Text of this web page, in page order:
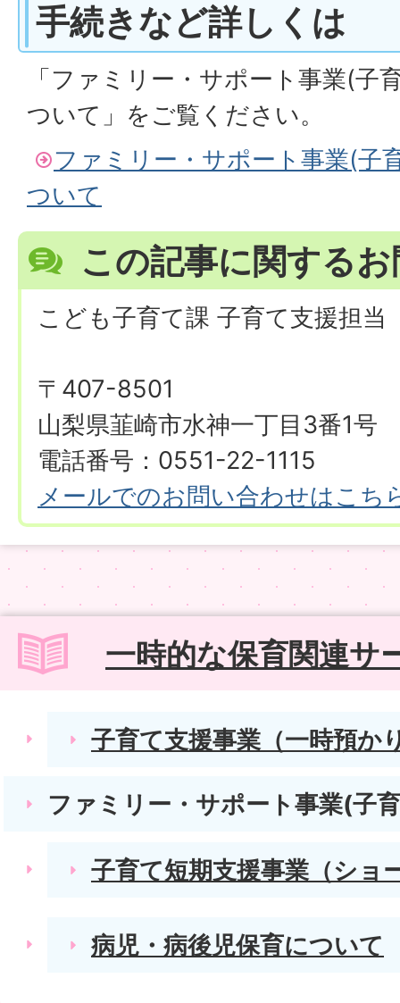
手続きなど詳しくは
「ファミリー・サポート事業(子
ついて」をご覧ください。
ファミリー・サポート事業(子
ついて
この記事に関する
こども子育て課 子育て支援担当
〒407-8501
山梨県韮崎市水神一丁目3番1号
電話番号：0551-22-1115
メールでのお問い合わせはこち
一時的な保育関連サ
子育て支援事業（一時預か
ファミリー・サポート事業(子
子育て短期支援事業（ショ
病児・病後児保育について